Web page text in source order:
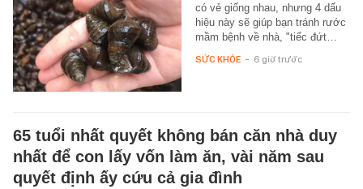
có vẻ giống nhau, nhưng 4 dấu
hiệu này sẽ giúp bạn tránh rước
mầm bệnh về nhà, "tiếc đứt…
SỨC KHỎE - 6 giờ trước
65 tuổi nhất quyết không bán căn nhà duy
nhất để con lấy vốn làm ăn, vài năm sau
quyết định ấy cứu cả gia đình